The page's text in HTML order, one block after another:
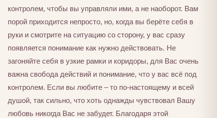
контролем, чтобы вы управляли ими, а не наоборот. Вам
порой приходится непросто, но, когда вы берёте себя в
руки и смотрите на ситуацию со сторону, у вас сразу
появляется понимание как нужно действовать. Не
загоняйте себя в узкие рамки и коридоры, для Вас очень
важна свобода действий и понимание, что у вас всё под
контролем. Если вы любите – то по-настоящему и всей
душой, так сильно, что хоть однажды чувствовал Вашу
любовь никогда Вас не забудет. Благодаря этой